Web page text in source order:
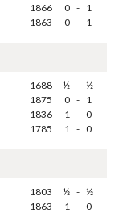
1866 0 - 1
1863 0 - 1
1688 ½ - ½
1875 0 - 1
1836 1 - 0
1785 1 - 0
1803 ½ - ½
1863 1 - 0